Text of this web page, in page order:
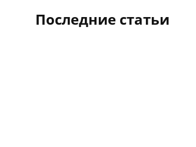
Последние статьи